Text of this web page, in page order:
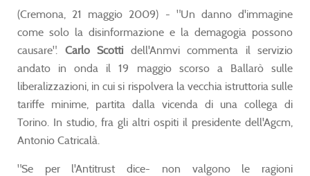
(Cremona, 21 maggio 2009) - "Un danno d'immagine
come solo la disinformazione e la demagogia possono
causare". Carlo Scotti dell'Anmvi commenta il servizio
andato in onda il 19 maggio scorso a Ballarò sulle
liberalizzazioni, in cui si rispolvera la vecchia istruttoria sulle
tariffe minime, partita dalla vicenda di una collega di
Torino. In studio, fra gli altri ospiti il presidente dell'Agcm,
Antonio Catricalà.
"Se per l'Antitrust dice- non valgono le ragioni